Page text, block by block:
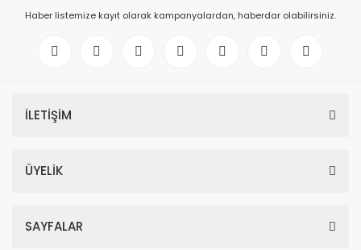
Haber listemize kayıt olarak kampanyalardan, haberdar olabilirsiniz.
İLETİŞİM
ÜYELİK
SAYFALAR